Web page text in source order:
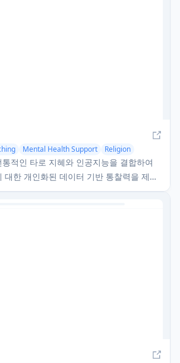
Mental Health Support Religion
적인 타로 지혜와 인공지능을 결합하여
대한 개인화된 데이터 기반 통찰력을 제공
반 타로 리딩 플랫폼입니다.